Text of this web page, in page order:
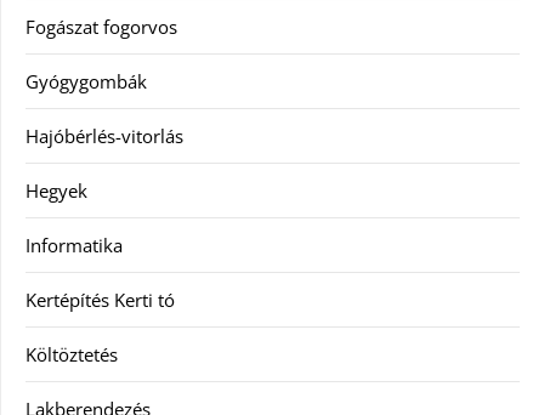
Fogászat fogorvos
Gyógygombák
Hajóbérlés-vitorlás
Hegyek
Informatika
Kertépítés Kerti tó
Költöztetés
Lakberendezés